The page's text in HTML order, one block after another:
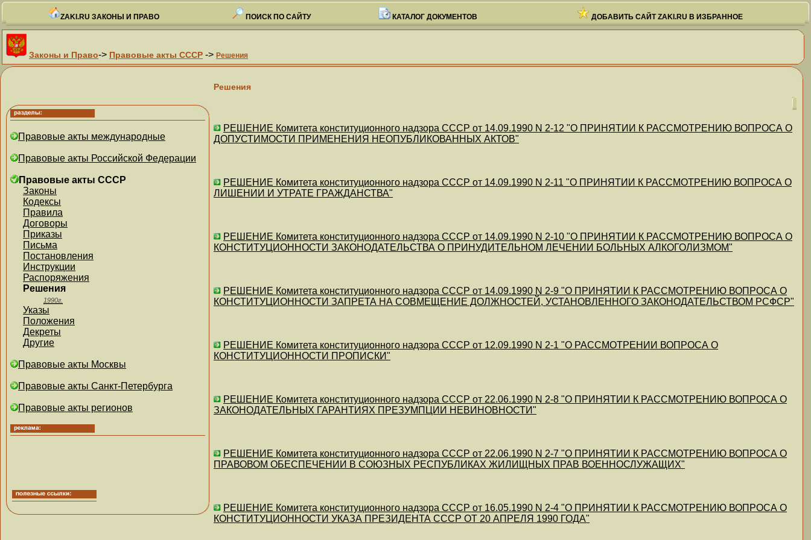
ZAKI.RU ЗАКОНЫ И ПРАВО ПОИСК ПО САЙТУ КАТАЛОГ ДОКУМЕНТОВ ДОБАВИТЬ САЙТ ZAKI.RU В ИЗБРАННОЕ
Законы и Право-> Правовые акты СССР -> Решения
Правовые акты международные
Правовые акты Российской Федерации
Правовые акты СССР
Законы
Кодексы
Правила
Договоры
Приказы
Письма
Постановления
Инструкции
Распоряжения
Решения
1990г.
Указы
Положения
Декреты
Другие
Правовые акты Москвы
Правовые акты Санкт-Петербурга
Правовые акты регионов
Решения
РЕШЕНИЕ Комитета конституционного надзора СССР от 14.09.1990 N 2-12 "О ПРИНЯТИИ К РАССМОТРЕНИЮ ВОПРОСА О
ДОПУСТИМОСТИ ПРИМЕНЕНИЯ НЕОПУБЛИКОВАННЫХ АКТОВ"
РЕШЕНИЕ Комитета конституционного надзора СССР от 14.09.1990 N 2-11 "О ПРИНЯТИИ К РАССМОТРЕНИЮ ВОПРОСА О
ЛИШЕНИИ И УТРАТЕ ГРАЖДАНСТВА"
РЕШЕНИЕ Комитета конституционного надзора СССР от 14.09.1990 N 2-10 "О ПРИНЯТИИ К РАССМОТРЕНИЮ ВОПРОСА О
КОНСТИТУЦИОННОСТИ ЗАКОНОДАТЕЛЬСТВА О ПРИНУДИТЕЛЬНОМ ЛЕЧЕНИИ БОЛЬНЫХ АЛКОГОЛИЗМОМ"
РЕШЕНИЕ Комитета конституционного надзора СССР от 14.09.1990 N 2-9 "О ПРИНЯТИИ К РАССМОТРЕНИЮ ВОПРОСА О
КОНСТИТУЦИОННОСТИ ЗАПРЕТА НА СОВМЕЩЕНИЕ ДОЛЖНОСТЕЙ, УСТАНОВЛЕННОГО ЗАКОНОДАТЕЛЬСТВОМ РСФСР"
РЕШЕНИЕ Комитета конституционного надзора СССР от 12.09.1990 N 2-1 "О РАССМОТРЕНИИ ВОПРОСА О
КОНСТИТУЦИОННОСТИ ПРОПИСКИ"
РЕШЕНИЕ Комитета конституционного надзора СССР от 22.06.1990 N 2-8 "О ПРИНЯТИИ К РАССМОТРЕНИЮ ВОПРОСА О
ЗАКОНОДАТЕЛЬНЫХ ГАРАНТИЯХ ПРЕЗУМПЦИИ НЕВИНОВНОСТИ"
РЕШЕНИЕ Комитета конституционного надзора СССР от 22.06.1990 N 2-7 "О ПРИНЯТИИ К РАССМОТРЕНИЮ ВОПРОСА О
ПРАВОВОМ ОБЕСПЕЧЕНИИ В СОЮЗНЫХ РЕСПУБЛИКАХ ЖИЛИЩНЫХ ПРАВ ВОЕННОСЛУЖАЩИХ"
РЕШЕНИЕ Комитета конституционного надзора СССР от 16.05.1990 N 2-4 "О ПРИНЯТИИ К РАССМОТРЕНИЮ ВОПРОСА О
КОНСТИТУЦИОННОСТИ УКАЗА ПРЕЗИДЕНТА СССР ОТ 20 АПРЕЛЯ 1990 ГОДА"